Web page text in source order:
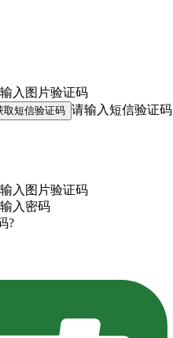
入图片验证码
取短信验证码 请输入短信验证码
入图片验证码
入密码
?